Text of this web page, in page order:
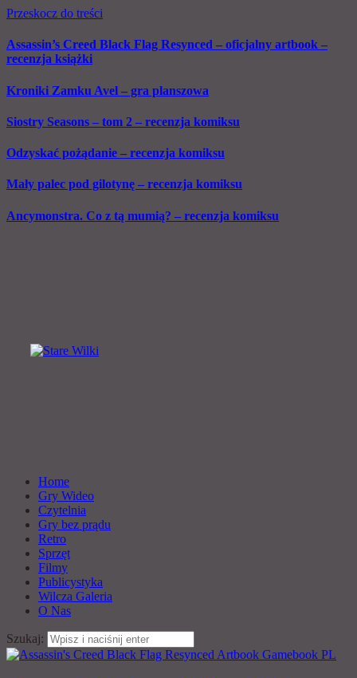
Przeskocz do treści
Assassin’s Creed Black Flag Resynced – oficjalny artbook –
recenzja książki
Kroniki Zamku Avel – gra planszowa
Siostry Seasons – tom 2 – recenzja komiksu
Odzyskać pożądanie – recenzja komiksu
Mały palec pod gilotynę – recenzja komiksu
Ancymonstra. Co z tą mumią? – recenzja komiksu
Home
Gry Wideo
Czytelnia
Gry bez prądu
Retro
Sprzęt
Filmy
Publicystyka
Wilcza Galeria
O Nas
Szukaj: